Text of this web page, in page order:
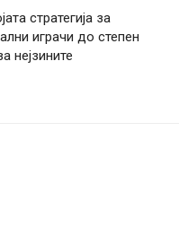
стратегија за
играчи до степен
нејзините